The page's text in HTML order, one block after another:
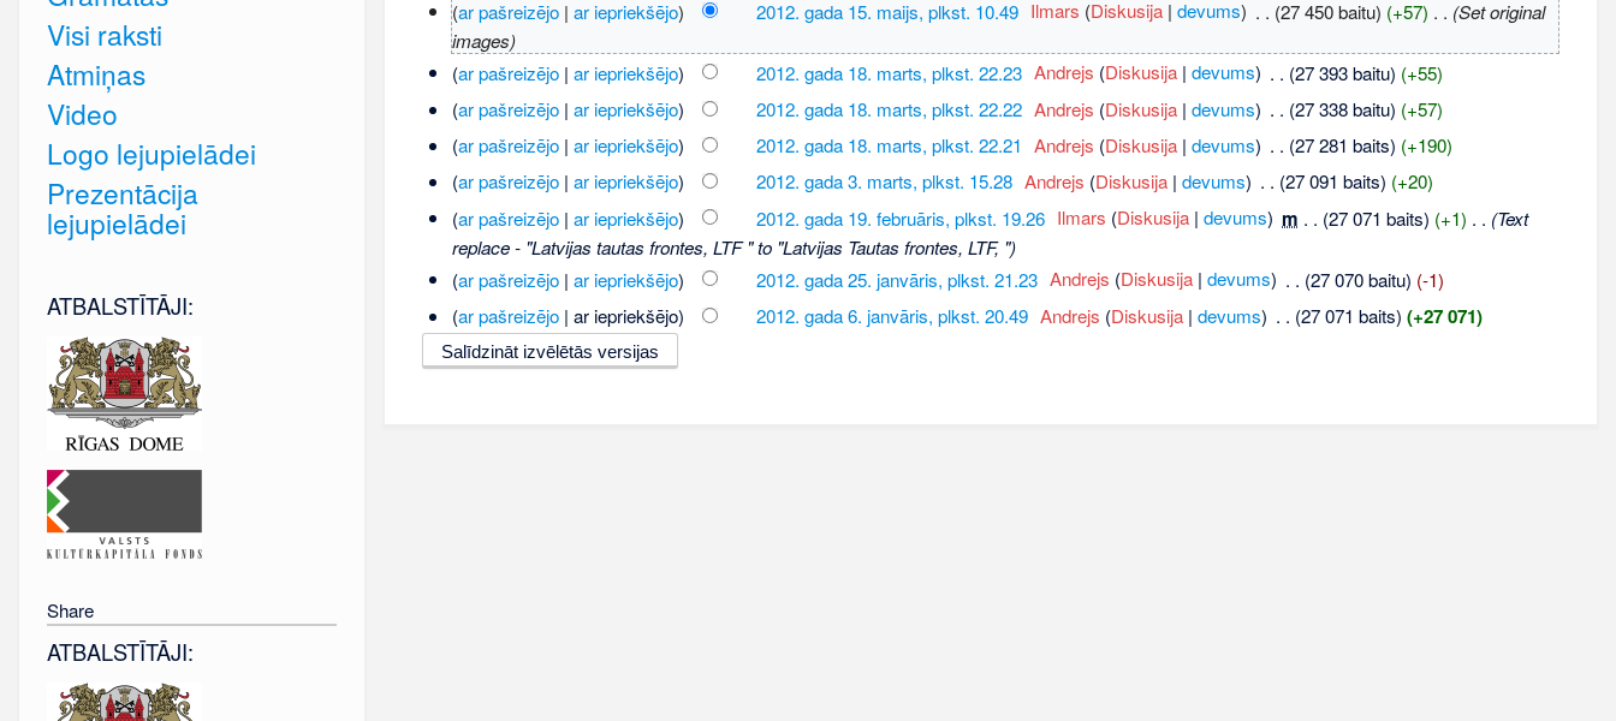
(ar pašreizējo| ar iepriekšējo) 2012. gada 15. maijs, plkst. 10.49 Ilmars (Diskusija |devums) . . (27 450 baitu) (+57) . . (Set original
images)
(ar pašreizējo| ar iepriekšējo) 2012. gada 18. marts, plkst. 22.23 Andrejs (Diskusija |devums) . . (27 393 baitu) (+55)
(ar pašreizējo| ar iepriekšējo) 2012. gada 18. marts, plkst. 22.22 Andrejs (Diskusija |devums) . . (27 338 baitu) (+57)
(ar pašreizējo| ar iepriekšējo) 2012. gada 18. marts, plkst. 22.21 Andrejs (Diskusija |devums) . . (27 281 baits) (+190)
(ar pašreizējo| ar iepriekšējo) 2012. gada 3. marts, plkst. 15.28 Andrejs (Diskusija |devums) . . (27 091 baits) (+20)
(ar pašreizējo| ar iepriekšējo) 2012. gada 19. februāris, plkst. 19.26 Ilmars (Diskusija |devums) m (27 071 baits) (+1)
(Text
replace - "Latvijas tautas frontes, LTF " to "Latvijas Tautas frontes, LTF, ")
(ar pašreizējo| ar iepriekšējo) 2012. gada 25. janvāris, plkst. 21.23 Andrejs (Diskusija |devums) . . (27 070 baitu) (-1)
(ar pašreizējo| ar iepriekšējo) 2012. gada 6. janvāris, plkst. 20.49 Andrejs (Diskusija |devums) . . (27 071 baits) (+27 071)
Visi raksti
Atmiņas
Video
Logo lejupielādei
Prezentācija
lejupielādei
ATBALSTĪTĀJI:
Share
ATBALSTĪTĀJI: